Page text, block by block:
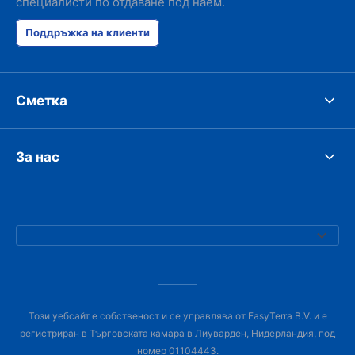
Поддръжка на клиенти
Сметка
За нас
Този уебсайт е собственост и се управлява от EasyTerra B.V. и е
регистриран в Търговската камара в Лиуварден, Нидерландия, под
номер 01104443.